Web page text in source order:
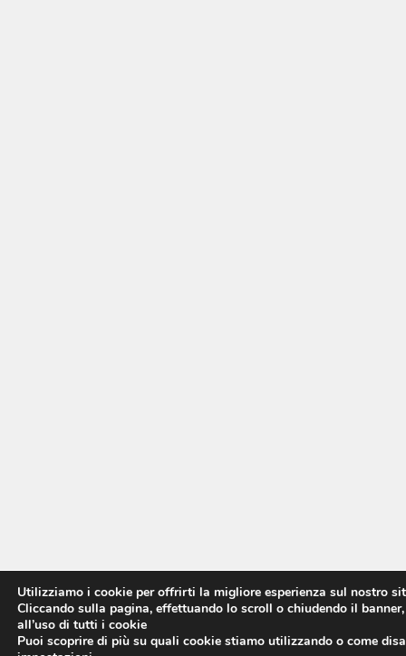
Utilizziamo i cookie per offrirti la migliore esperienza sul nostro
Cliccando sulla pagina, effettuando lo scroll o chiudendo il
all’uso di tutti i cookie
Puoi scoprire di più su quali cookie stiamo utilizzando o come